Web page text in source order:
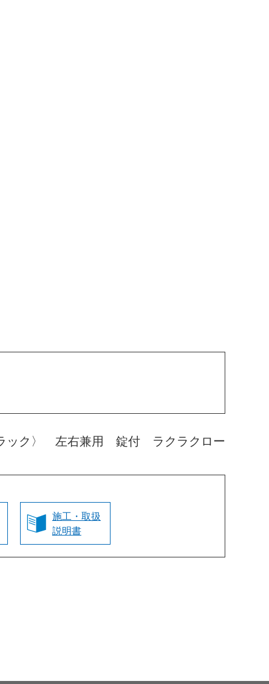
ク〉 左右兼用 錠付 ラクラクロー
施工・取扱
説明書